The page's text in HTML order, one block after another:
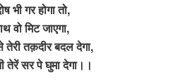
भी गर होगा तो,
वो मिट जाएगा,
तेरी तक़दीर बदल देगा,
तेरें सर पे घुमा देगा।।